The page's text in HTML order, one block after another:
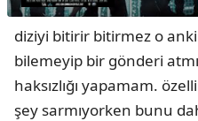
diziyi bitirir bitirmez o
bilemeyip bir gönderi
haksızlığı yapamam.
şey sarmıyorken bunu